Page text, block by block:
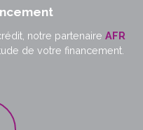
notre partenaire AFR
de votre financement.